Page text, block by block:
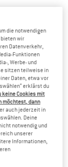
Öffnet sich in
die notwendigen
wir
Datenverkehr,
Funktionen
, Werbe- und
sitzen teilweise in
Daten, etwa vor
erklärst du
keine Cookies mit
möchtest, dann
auch jederzeit in
Deine
notwendig und
unserer
Informationen,